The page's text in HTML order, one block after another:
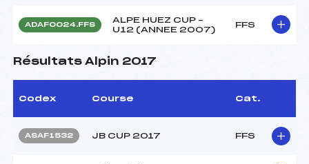
ADAF0024.FFS
ALPE HUEZ CUP –
U12 (ANNEE 2007)
FFS
Résultats Alpin 2017
Codex Course Cat.
ASAF1532 JB CUP 2017 FFS